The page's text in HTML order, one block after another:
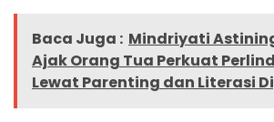
Baca Juga : Mindriyati
Ajak Orang Tua Perkuat
Lewat Parenting dan Literasi